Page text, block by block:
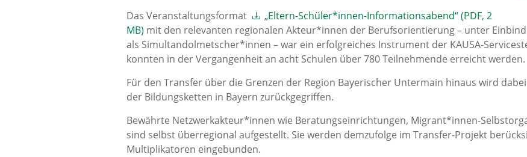
Das Veranstaltungsformat
„Eltern-Schüler*innen-Informationsabend“ (PDF, 2
MB) mit den relevanten regionalen Akteur*innen der Berufsorientierung – unter
als Simultandolmetscher*innen – war ein erfolgreiches Instrument der KAUSA-
konnten in der Vergangenheit an acht Schulen über 780 Teilnehmende erreicht werden.
Für den Transfer über die Grenzen der Region Bayerischer Untermain hinaus wird
der Bildungsketten in Bayern zurückgegriffen.
Bewährte Netzwerkakteur*innen wie Beratungseinrichtungen, Migrant*innen-
sind selbst überregional aufgestellt. Sie werden demzufolge im Transfer-Projekt
Multiplikatoren eingebunden.